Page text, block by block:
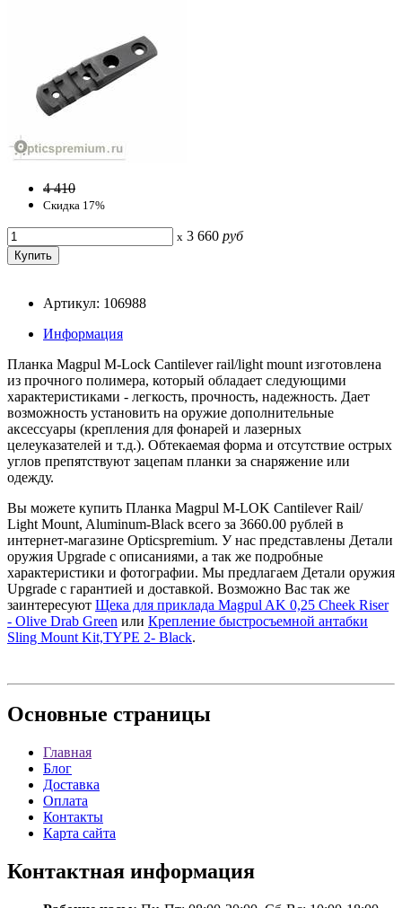
4 410
Скидка 17%
x 3 660 руб
Артикул: 106988
Информация
Планка Magpul M-Lock Cantilever rail/light mount изготовлена
из прочного полимера, который обладает следующими
характеристиками - легкость, прочность, надежность. Дает
возможность установить на оружие дополнительные
аксессуары (крепления для фонарей и лазерных
целеуказателей и т.д.). Обтекаемая форма и отсутствие острых
углов препятствуют зацепам планки за снаряжение или
одежду.
Вы можете купить Планка Magpul M-LOK Cantilever Rail/
Light Mount, Aluminum-Black всего за 3660.00 рублей в
интернет-магазине Opticspremium. У нас представлены Детали
оружия Upgrade с описаниями, а так же подробные
характеристики и фотографии. Мы предлагаем Детали оружия
Upgrade с гарантией и доставкой. Возможно Вас так же
заинтересуют Щека для приклада Magpul AK 0,25 Cheek Riser
- Olive Drab Green или Крепление быстросъемной антабки
Sling Mount Kit,TYPE 2- Black.
Основные страницы
Главная
Блог
Доставка
Оплата
Контакты
Карта сайта
Контактная информация